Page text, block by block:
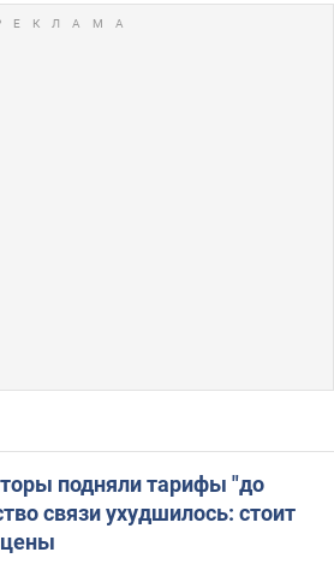
подняли тарифы "до
связи ухудшилось: стоит